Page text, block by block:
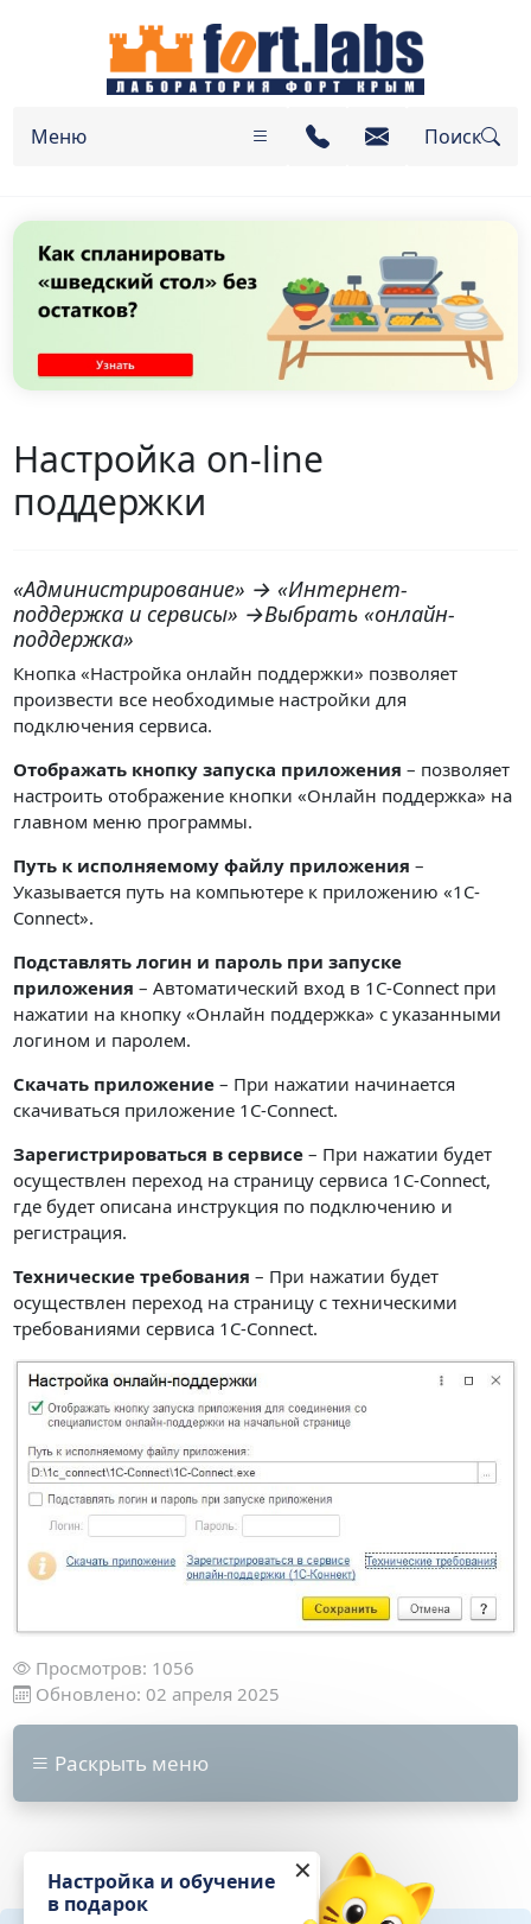
Меню Поиск
Настройка on-line
поддержки
«Администрирование» → «Интернет-
поддержка и сервисы» →Выбрать «онлайн-
поддержка»
Кнопка «Настройка онлайн поддержки» позволяет
произвести все необходимые настройки для
подключения сервиса.
Отображать кнопку запуска приложения – позволяет
настроить отображение кнопки «Онлайн поддержка» на
главном меню программы.
Путь к исполняемому файлу приложения –
Указывается путь на компьютере к приложению «1С-
Connect».
Подставлять логин и пароль при запуске
приложения – Автоматический вход в 1С-Connect при
нажатии на кнопку «Онлайн поддержка» с указанными
логином и паролем.
Скачать приложение – При нажатии начинается
скачиваться приложение 1С-Connect.
Зарегистрироваться в сервисе – При нажатии будет
осуществлен переход на страницу сервиса 1С-Connect,
где будет описана инструкция по подключению и
регистрация.
Технические требования – При нажатии будет
осуществлен переход на страницу с техническими
требованиями сервиса 1С-Connect.
Просмотров: 1056
Обновлено: 02 апреля 2025
Раскрыть меню
✕
Настройка и обучение
в подарок